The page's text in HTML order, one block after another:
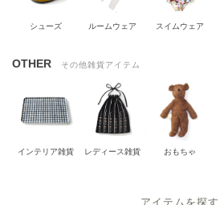
シューズ ルームウェア スイムウェア
OTHER その他雑貨アイテム
インテリア雑貨 レディース雑貨 おもちゃ
アイテムを探す